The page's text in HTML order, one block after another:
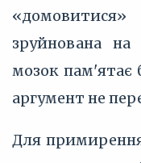
зруйнована на
мозок пам'ятає
аргумент не
Для